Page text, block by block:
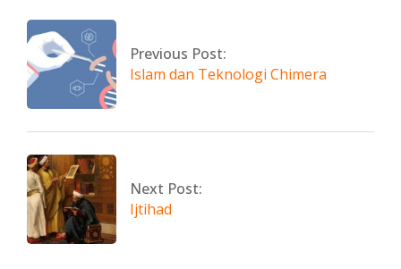
13
Previous Post:
Islam dan Teknologi Chimera
Next Post:
Ijtihad